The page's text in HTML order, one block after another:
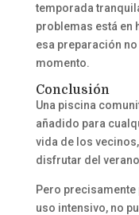
temporada
problemas está en
esa preparación
momento.
Conclusión
Una piscina
añadido para
vida de los
disfrutar del
Pero
uso intensivo, no